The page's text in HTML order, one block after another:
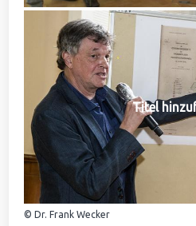
Titel
© Dr. Frank Wecker